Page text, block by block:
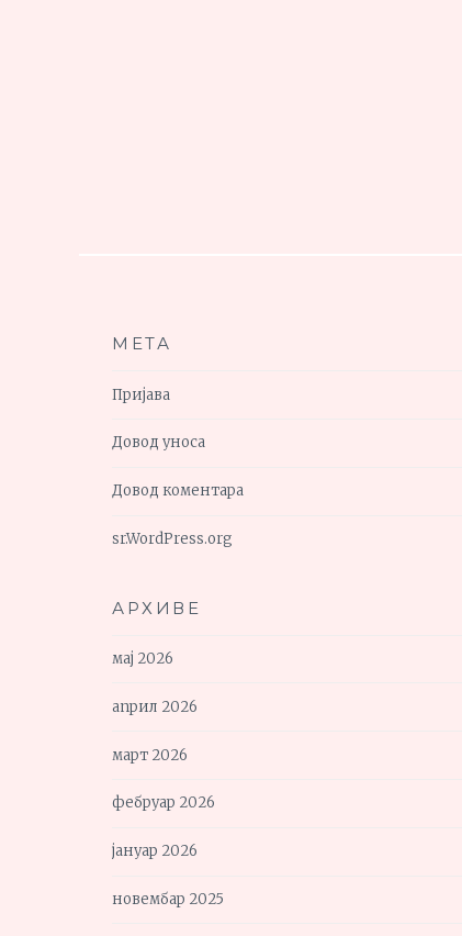
МЕТА
Пријава
Довод уноса
Довод коментара
sr.WordPress.org
АРХИВЕ
мај 2026
април 2026
март 2026
фебруар 2026
јануар 2026
новембар 2025